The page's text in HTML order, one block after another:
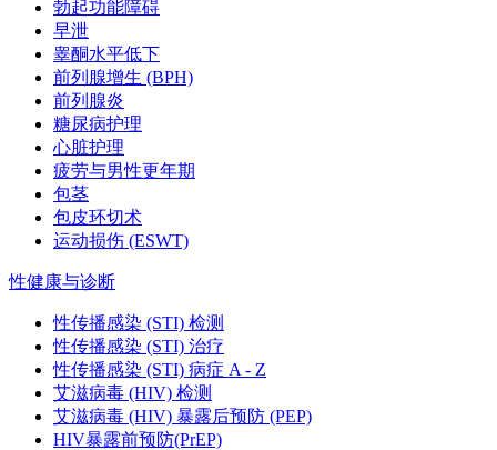
勃起功能障碍
早泄
睾酮水平低下
前列腺增生 (BPH)
前列腺炎
糖尿病护理
心脏护理
疲劳与男性更年期
包茎
包皮环切术
运动损伤 (ESWT)
性健康与诊断
性传播感染 (STI) 检测
性传播感染 (STI) 治疗
性传播感染 (STI) 病症 A - Z
艾滋病毒 (HIV) 检测
艾滋病毒 (HIV) 暴露后预防 (PEP)
HIV暴露前预防(PrEP)